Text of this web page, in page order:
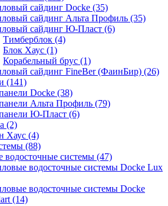
сайдинг Docke (35)
сайдинг Альта Профиль (35)
сайдинг Ю-Пласт (6)
Тимберблок (4)
Блок Хаус (1)
Корабельный брус (1)
сайдинг FineBer (ФаинБир) (26)
(141)
Docke (38)
Альта Профиль (79)
Ю-Пласт (6)
(2)
Хаус (4)
(88)
водосточные системы (47)
водосточные системы Docke Lux
водосточные системы Docke
(14)